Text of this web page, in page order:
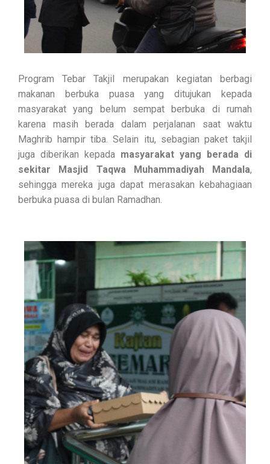
Program Tebar Takjil merupakan kegiatan berbagi
makanan berbuka puasa yang ditujukan kepada
masyarakat yang belum sempat berbuka di rumah
karena masih berada dalam perjalanan saat waktu
Maghrib hampir tiba. Selain itu, sebagian paket takjil
juga diberikan kepada masyarakat yang berada di
sekitar Masjid Taqwa Muhammadiyah Mandala,
sehingga mereka juga dapat merasakan kebahagiaan
berbuka puasa di bulan Ramadhan.